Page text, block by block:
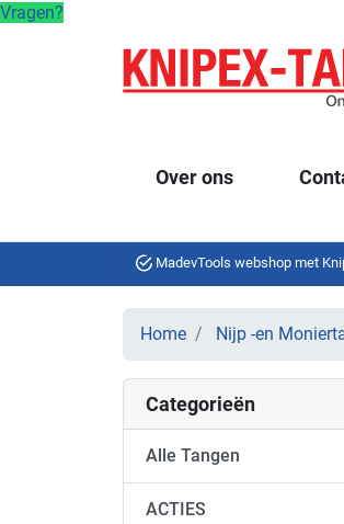
Vragen?
Over ons
MadevTools webshop met
Home Nijp -en
Categorieën
Alle Tangen
ACTIES